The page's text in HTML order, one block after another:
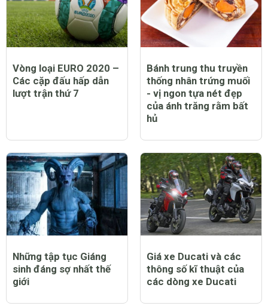
Các cặp đấu hấp dẫn
lượt trận thứ 7
Bánh trung thu truyền
thống nhân trứng muối
- vị ngon tựa nét đẹp
của ánh trăng rằm bất
hủ